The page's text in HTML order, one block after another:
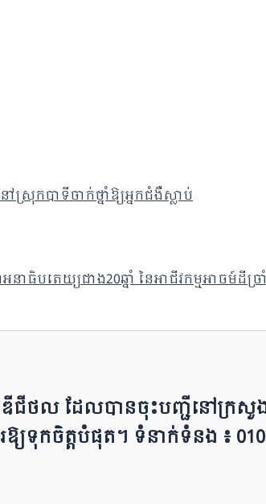
រុកបាទីចាក់ថ្នាំឱ្យអ្នកជំងឺស្លាប់
នាធិបតេយ្យជាង20ឆ្នាំ នៃអាជីវកម្មអាចម៍ដីច្
ជីថល ដែ​លបា​ន​​ចុះបញ្ជីនៅក្រសួង
យ​ទុកចិត្ត​បំ​ផុត។ ទំនាក់ទំនង ៖ 010